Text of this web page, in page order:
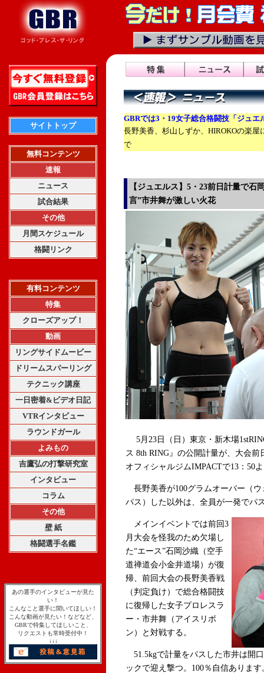
サイトトップ
無料コンテンツ
速報
ニュース
試合結果
その他
月間スケジュール
格闘リンク
有料コンテンツ
特集
クローズアップ！
動画
リングサイドムービー
ドリームスパーリング
テクニック講座
一日密着&ビデオ日記
VTRインタビュー
ラウンドガール
よみもの
吉鷹弘の打撃研究室
インタビュー
コラム
その他
壁 紙
格闘選手名鑑
あの選手のインタビューが見た
い！
こんなこと選手に聞いてほしい！
こんな動画が見たい！などなど、
GBRで特集してほしいこと、
リクエストも常時受付中！
↓↓↓
GBRでは3・19女子総合格闘技「ジュエ
長野美香、杉山しずか、HIROKOの楽
で
【ジュエルス】5・23前日計量で石
言”市井舞が激しい火花
5月23日（日）東京・新木場
ス 8th RING』の公開計量が、大会
オフィシャルジムIMPACTで13：50
長野美香が100グラムオーバー（
パス）した以外は、全員が一発でパ
メインイベントでは前回3
月大会を怪我のため欠場し
た“エース”石岡沙織（空手
道禅道会小金井道場）が復
帰、前回大会の長野美香戦
（判定負け）で総合格闘技
に復帰した女子プロレスラ
ー・市井舞（アイスリボ
ン）と対戦する。
51.5kgで計量をパスした市井は開
ックで迎え撃つ。100％自信ありま